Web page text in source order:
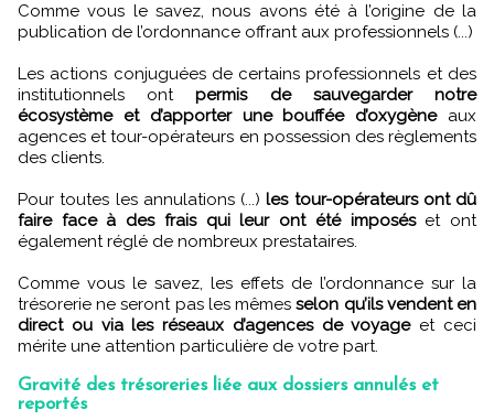
Comme vous le savez, nous avons été à l’origine de la
publication de l’ordonnance offrant aux professionnels (...)
Les actions conjuguées de certains professionnels et des
institutionnels ontpermis de sauvegarder notre
écosystème et d’apporter une bouffée d’oxygèneaux
agences et tour-opérateurs en possession des règlements
des clients.
Pour toutes les annulations (...)les tour-opérateurs ont dû
faire face à des frais qui leur ont été imposéset ont
également réglé de nombreux prestataires.
Comme vous le savez, les effets de l’ordonnance sur la
trésorerie ne seront pas les mêmesselon qu’ils vendent en
direct ou via les réseaux d’agences de voyageet ceci
mérite une attention particulière de votre part.
Gravité des trésoreries liée aux dossiers annulés et
reportés